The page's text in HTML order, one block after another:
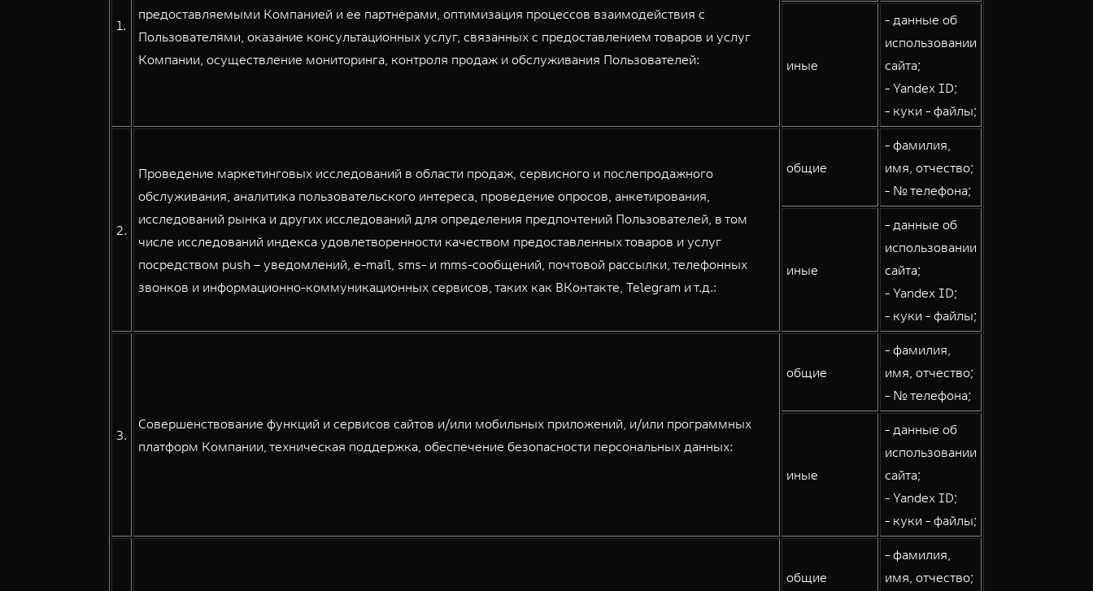
1.
предоставляемыми Компанией и ее партнерами, оптимизация процессов взаимодействия с
Пользователями, оказание консультационных услуг, связанных с предоставлением товаров и услуг
Компании, осуществление мониторинга, контроля продаж и обслуживания Пользователей:
иные
- данные об
использовании
сайта;
- Yandex ID;
- куки - файлы;
2.
Проведение маркетинговых исследований в области продаж, сервисного и послепродажного
обслуживания, аналитика пользовательского интереса, проведение опросов, анкетирования,
исследований рынка и других исследований для определения предпочтений Пользователей, в том
числе исследований индекса удовлетворенности качеством предоставленных товаров и услуг
посредством push – уведомлений, e-mail, sms- и mms-сообщений, почтовой рассылки, телефонных
звонков и информационно-коммуникационных сервисов, таких как ВКонтакте, Telegram и т.д.:
общие
- фамилия,
имя, отчество;
- № телефона;
иные
- данные об
использовании
сайта;
- Yandex ID;
- куки - файлы;
3.
Совершенствование функций и сервисов сайтов и/или мобильных приложений, и/или программных
платформ Компании, техническая поддержка, обеспечение безопасности персональных данных:
общие
- фамилия,
имя, отчество;
- № телефона;
иные
- данные об
использовании
сайта;
- Yandex ID;
- куки - файлы;
общие
- фамилия,
имя, отчество;